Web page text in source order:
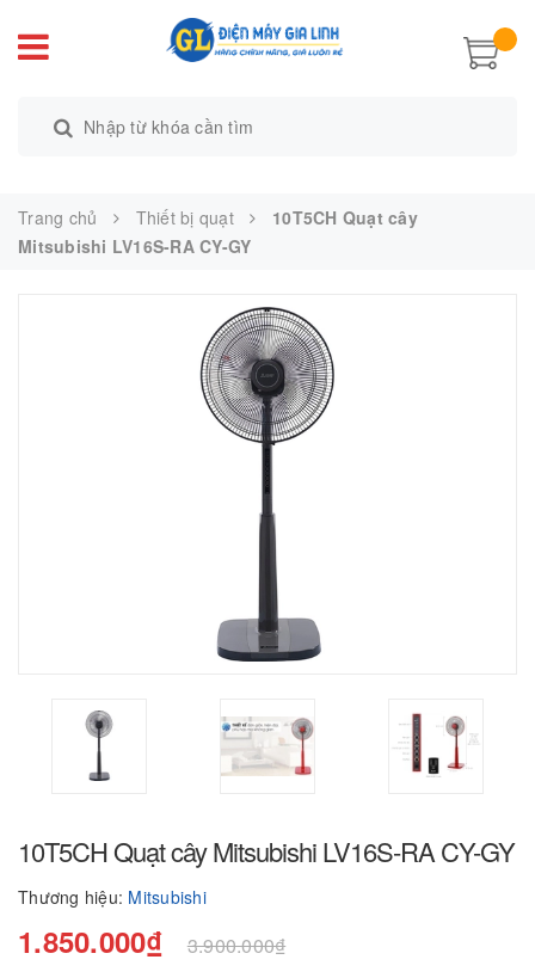
Trang chủ Thiết bị quạt
10T5CH Quạt cây
Mitsubishi LV16S-RA CY-GY
10T5CH Quạt cây Mitsubishi LV16S-RA CY-GY
Thương hiệu: Mitsubishi
1.850.000₫ 3.900.000₫